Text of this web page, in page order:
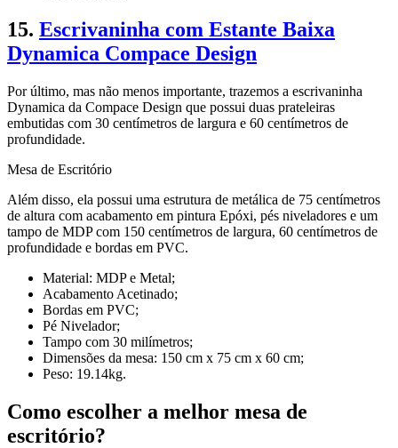
15. Escrivaninha com Estante Baixa
Dynamica Compace Design
Por último, mas não menos importante, trazemos a escrivaninha
Dynamica da Compace Design que possui duas prateleiras
embutidas com 30 centímetros de largura e 60 centímetros de
profundidade.
Mesa de Escritório
Além disso, ela possui uma estrutura de metálica de 75 centímetros
de altura com acabamento em pintura Epóxi, pés niveladores e um
tampo de MDP com 150 centímetros de largura, 60 centímetros de
profundidade e bordas em PVC.
Material: MDP e Metal;
Acabamento Acetinado;
Bordas em PVC;
Pé Nivelador;
Tampo com 30 milímetros;
Dimensões da mesa: 150 cm x 75 cm x 60 cm;
Peso: 19.14kg.
Como escolher a melhor mesa de
escritório?